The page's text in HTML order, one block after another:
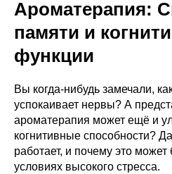
Ароматерапия:
памяти и
функции
Вы когда-нибудь замечали,
успокаивает нервы? А
ароматерапия может ещё и
когнитивные способности?
работает, и почему это
условиях высокого стресса.